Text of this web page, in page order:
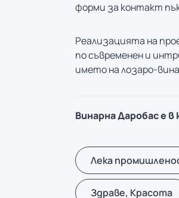
форми за контакт
Реализацията на
по съвременен и
името на лозаро-
Винарна Даробас е
Лека
Здраве, Красота